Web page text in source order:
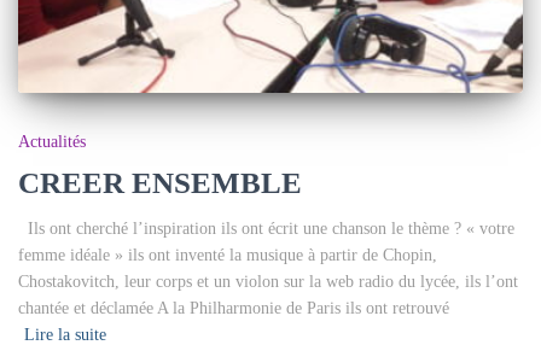
Actualités
CREER ENSEMBLE
Ils ont cherché l’inspiration ils ont écrit une chanson le thème ? « votre
femme idéale » ils ont inventé la musique à partir de Chopin,
Chostakovitch, leur corps et un violon sur la web radio du lycée, ils l’ont
chantée et déclamée A la Philharmonie de Paris ils ont retrouvé
Lire la suite